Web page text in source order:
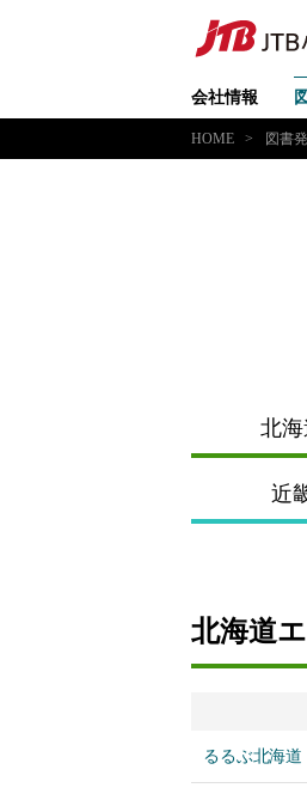
会社情報
HOME 図書
北海
近
北海道
るるぶ北海道